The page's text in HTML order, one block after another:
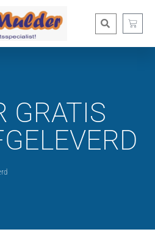
GRATIS